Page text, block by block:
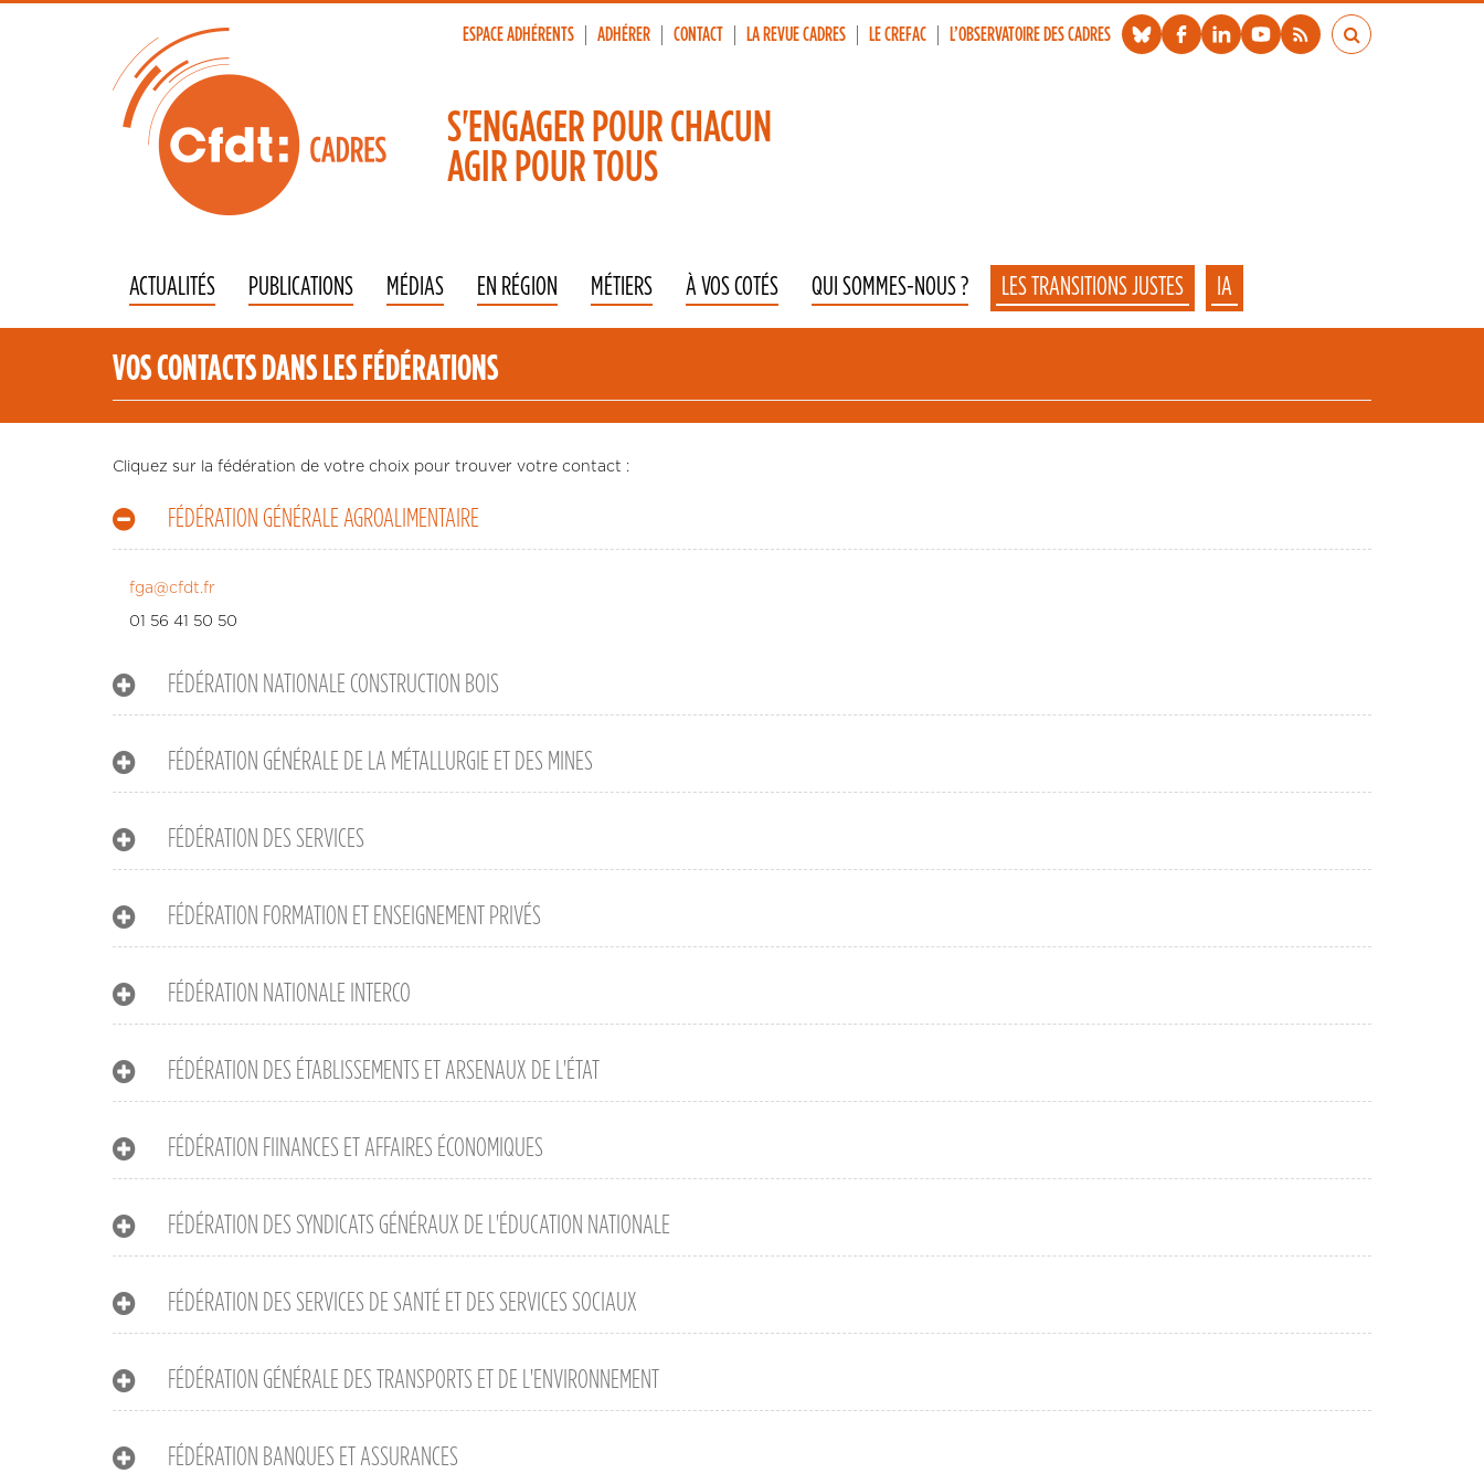
ESPACE ADHÉRENTS ADHÉRER CONTACT LA REVUE CADRES LE CREFAC L’OBSERVATOIRE DES CADRES
S'ENGAGER POUR CHACUN
AGIR POUR TOUS
ACTUALITÉS PUBLICATIONS MÉDIAS EN RÉGION MÉTIERS À VOS COTÉS QUI SOMMES-NOUS ? LES TRANSITIONS JUSTES IA
VOS CONTACTS DANS LES FÉDÉRATIONS
Cliquez sur la fédération de votre choix pour trouver votre contact :
FÉDÉRATION GÉNÉRALE AGROALIMENTAIRE
fga@cfdt.fr
01 56 41 50 50
FÉDÉRATION NATIONALE CONSTRUCTION BOIS
FÉDÉRATION GÉNÉRALE DE LA MÉTALLURGIE ET DES MINES
FÉDÉRATION DES SERVICES
FÉDÉRATION FORMATION ET ENSEIGNEMENT PRIVÉS
FÉDÉRATION NATIONALE INTERCO
FÉDÉRATION DES ÉTABLISSEMENTS ET ARSENAUX DE L'ÉTAT
FÉDÉRATION FIINANCES ET AFFAIRES ÉCONOMIQUES
FÉDÉRATION DES SYNDICATS GÉNÉRAUX DE L'ÉDUCATION NATIONALE
FÉDÉRATION DES SERVICES DE SANTÉ ET DES SERVICES SOCIAUX
FÉDÉRATION GÉNÉRALE DES TRANSPORTS ET DE L'ENVIRONNEMENT
FÉDÉRATION BANQUES ET ASSURANCES